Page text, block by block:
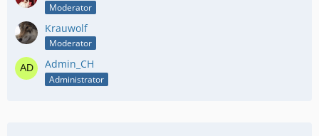
Moderator
Krauwolf
Moderator
Admin_CH
Administrator